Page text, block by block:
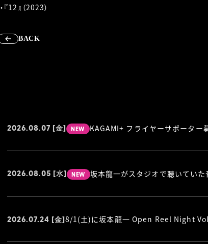
・『12』（2023）
BACK
2026.08.07 [金] NEW KAGAMI+ フライヤーサポーター
2026.08.05 [水] NEW
2026.07.24 [金]8/1(土)に坂本龍一 Open Reel Night